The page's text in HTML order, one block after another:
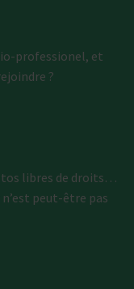
professionel, et
?
libres de droits…
peut-être pas